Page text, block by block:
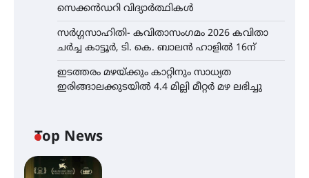
സെക്കൻഡറി വിദ്യാർത്ഥികൾ
സർഗ്ഗസാഹിതി- കവിതാസംഗമം 2026 കവിതാ
ചർച്ച കാട്ടൂർ, ടി. കെ. ബാലൻ ഹാളിൽ 16ന്
ഇടത്തരം മഴയ്ക്കും കാറ്റിനും സാധ്യത
ഇരിങ്ങാലക്കുടയിൽ 4.4 മില്ലി മീറ്റർ മഴ ലഭിച്ചു
Top News